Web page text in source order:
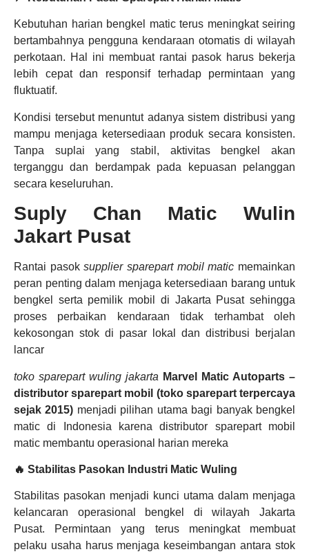
Kebutuhan harian bengkel matic terus meningkat seiring
bertambahnya pengguna kendaraan otomatis di wilayah
perkotaan. Hal ini membuat rantai pasok harus bekerja
lebih cepat dan responsif terhadap permintaan yang
fluktuatif.
Kondisi tersebut menuntut adanya sistem distribusi yang
mampu menjaga ketersediaan produk secara konsisten.
Tanpa suplai yang stabil, aktivitas bengkel akan
terganggu dan berdampak pada kepuasan pelanggan
secara keseluruhan.
Suply Chan Matic Wulin
Jakart Pusat
Rantai pasoksupplier sparepart mobil matic memainkan
peran penting dalam menjaga ketersediaan barang untuk
bengkel serta pemilik mobil di Jakarta Pusat sehingga
proses perbaikan kendaraan tidak terhambat oleh
kekosongan stok di pasar lokal dan distribusi berjalan
lancar
toko sparepart wuling jakarta Marvel Matic Autoparts –
distributor sparepart mobil (toko sparepart terpercaya
sejak 2015) menjadi pilihan utama bagi banyak bengkel
matic di Indonesia karena distributor sparepart mobil
matic membantu operasional harian mereka
🔥 Stabilitas Pasokan Industri Matic Wuling
Stabilitas pasokan menjadi kunci utama dalam menjaga
kelancaran operasional bengkel di wilayah Jakarta
Pusat. Permintaan yang terus meningkat membuat
pelaku usaha harus menjaga keseimbangan antara stok